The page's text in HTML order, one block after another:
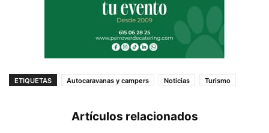
ETIQUETAS Autocaravanas y campers Noticias Turismo
Artículos relacionados